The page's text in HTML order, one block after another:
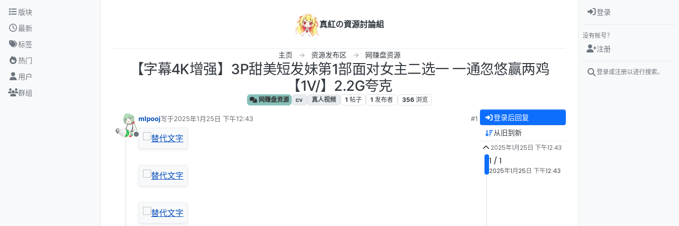
跳转至内容
版块
最新
标签
热门
用户
群组
真紅の資源討論組
主页 资源发布区 网赚盘资源
【字幕4K增强】3P甜美短发妹第1部面对女主二选一 一通忽悠赢两鸡
【1V/】2.2G夸克
网赚盘资源 cv 真人视频 1 帖子 1 发布者 356 浏览
离线
mlpooj写于2025年1月25日 下午12:43
最后由 编辑
#1 登录后回复
从旧到新
2025年1月25日 下午12:43
1 / 1
2025年1月25日 下午12:43
登录
没有帐号？
注册
登录或注册以进行搜索。